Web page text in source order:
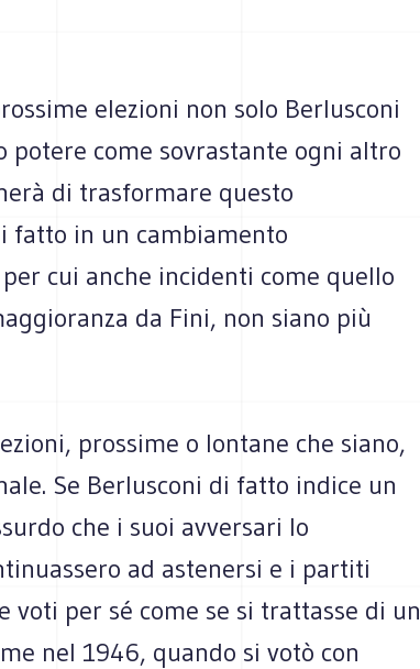
elezioni non solo Berlusconi
potere come sovrastante ogni altro
di trasformare questo
fatto in un cambiamento
cui anche incidenti come quello
da Fini, non siano più
prossime o lontane che siano,
Se Berlusconi di fatto indice un
che i suoi avversari lo
ad astenersi e i partiti
voti per sé come se si trattasse di un
nel 1946, quando si votò con